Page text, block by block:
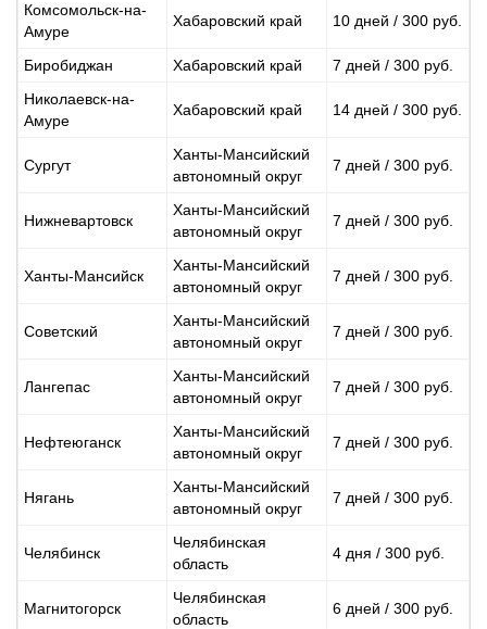
Комсомольск-на-
Амуре
Хабаровский край 10 дней / 300 руб.
Биробиджан Хабаровский край
7 дней / 300 руб.
Николаевск-на-
Амуре
Хабаровский край 14 дней / 300 руб.
Сургут
Ханты-Мансийский
автономный округ
7 дней / 300 руб.
Нижневартовск
Ханты-Мансийский
автономный округ
7 дней / 300 руб.
Ханты-Мансийск
Ханты-Мансийский
автономный округ
7 дней / 300 руб.
Советский
Ханты-Мансийский
автономный округ
7 дней / 300 руб.
Лангепас
Ханты-Мансийский
автономный округ
7 дней / 300 руб.
Нефтеюганск
Ханты-Мансийский
автономный округ
7 дней / 300 руб.
Нягань
Ханты-Мансийский
автономный округ
7 дней / 300 руб.
Челябинск
Челябинская
область
4 дня / 300 руб.
Магнитогорск
Челябинская
область
6 дней / 300 руб.